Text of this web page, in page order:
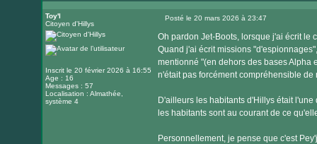
Toy'l
Citoyen d'Hillys
Inscrit le 20 février 2026 à 16:55
Age : 16
Messages : 57
Localisation : Almathée,
système 4
Posté le 20 mars 2026 à 23:47
Oh pardon Jet-Boots, lorsque j'ai écrit le
Quand j'ai écrit missions
mentionné "(en dehors des bases Alpha
n'était pas forcément compréhensible de
D'ailleurs les habitants d'Hillys était
les habitants sont au courant de ce
Personnellement, je pense que c'est